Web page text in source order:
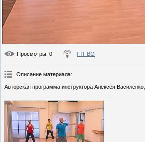
Просмотры: 0 FIT-BO
Описание материала:
Авторская программа инструктора Алексея